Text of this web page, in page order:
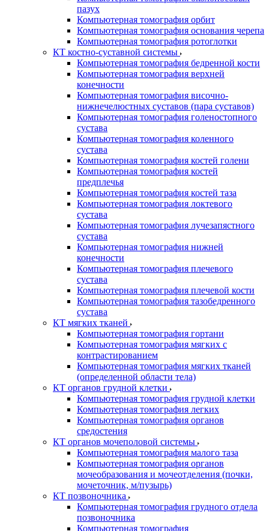
пазух
Компьютерная томография орбит
Компьютерная томография основания черепа
Компьютерная томография ротоглотки
КТ костно-суставной системы
Компьютерная томография бедренной кости
Компьютерная томография верхней
конечности
Компьютерная томография височно-
нижнечелюстных суставов (пара суставов)
Компьютерная томография голеностопного
сустава
Компьютерная томография коленного
сустава
Компьютерная томография костей голени
Компьютерная томография костей
предплечья
Компьютерная томография костей таза
Компьютерная томография локтевого
сустава
Компьютерная томография лучезапястного
сустава
Компьютерная томография нижней
конечности
Компьютерная томография плечевого
сустава
Компьютерная томография плечевой кости
Компьютерная томография тазобедренного
сустава
КТ мягких тканей
Компьютерная томография гортани
Компьютерная томография мягких с
контрастированием
Компьютерная томография мягких тканей
(определенной области тела)
КТ органов грудной клетки
Компьютерная томография грудной клетки
Компьютерная томография легких
Компьютерная томография органов
средостения
КТ органов мочеполовой системы
Компьютерная томография малого таза
Компьютерная томография органов
мочеобразования и мочеотделения (почки,
мочеточник, м/пузырь)
КТ позвоночника
Компьютерная томография грудного отдела
позвоночника
Компьютерная томография